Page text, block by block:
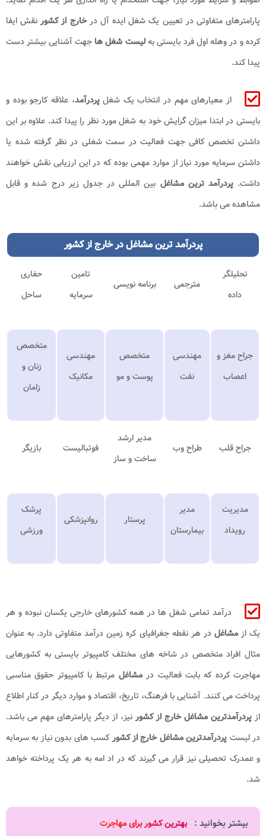
پارامترهای متفاوتی در تعیین یک شغل ایده آل درخارج از کشورنقش ایفا
کرده و در وهله اول فرد بایستی بهلیست شغل ها جهت آشنایی بیشتر دست
پیدا کند.
از معیارهای مهم در انتخاب یک شغلپردرآمد، علاقه کارجو بوده و
بایستی در ابتدا میزان گرایش خود به شغل مورد نظر را پیدا کند. علاوه بر این
داشتن تخصص کافی جهت فعالیت در سمت شغلی در نظر گرفته شده یا
داشتن سرمایه مورد نیاز از موارد مهمی بوده که در این ارزیابی نقش خواهند
داشت.پردرآمد ترین مشاغل بین المللی در جدول زیر درج شده و قابل
مشاهده می باشد.
پردرآمد ترین مشاغل در خارج از کشور
تحلیلگر
داده
مترجمی برنامه نویسی
تامین
سرمایه
حفاری
ساحل
جراح مغز و
اعصاب
مهندسی
نفت
متخصص
پوست و مو
مهندسی
مکانیک
متخصص
زنان و
زامان
جراح قلب طراح وب
مدیر ارشد
ساخت و ساز
فوتبالیست بازیگر
مدیریت
رویداد
مدیر
بیمارستان
پرستار روانپزشکی
پرشک
ورزشی
درآمد تمامی شغل ها در همه کشورهای خارجی یکسان نبوده و هر
یک ازمشاغلدر هر نقطه جغرافیای کره زمین درآمد متفاوتی دارد. به عنوان
مثال افراد متخصص در شاخه های مختلف کامپیوتر بایستی به کشورهایی
مهاجرت کرده که بابت فعالیت درمشاغل مرتبط با کامپیوتر حقوق مناسبی
پرداخت می کنند. آشنایی با فرهنگ، تاریخ، اقتصاد و موارد دیگر در کنار اطلاع
از پردرآمدترین مشاغل خارج از کشورنیز، از دیگر پارامترهای مهم می باشد.
در لیست پردرآمدترین مشاغل خارج از کشورکسب های بدون نیاز به سرمایه
و عمدرک تحصیلی نیز قرار می گیرند که در اد امه به هر یک پرداخته خواهد
شد.
بیشتر بخوانید : بهترین کشور برای مهاجرت